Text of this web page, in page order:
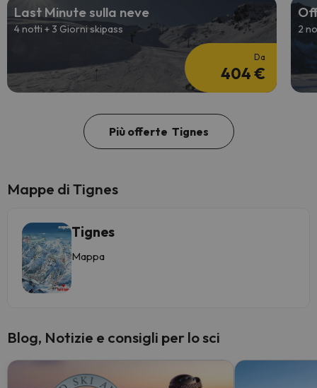
Last Minute sulla neve
4 notti + 3 Giorni skipass
Da
404 €
2
Più offerte Tignes
Mappe di Tignes
Tignes
Mappa
Blog, Notizie e consigli per lo sci